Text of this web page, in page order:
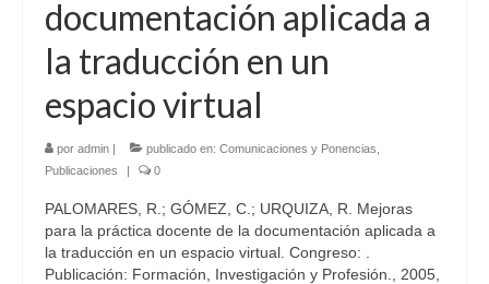
documentación aplicada a
la traducción en un
espacio virtual
por admin | publicado en: Comunicaciones y Ponencias
Publicaciones
| 0
PALOMARES, R.; GÓMEZ, C.; URQUIZA, R. Mejoras
para la práctica docente de la documentación aplicada a
la traducción en un espacio virtual. Congreso: .
Publicación: Formación, Investigación y Profesión., 2005,